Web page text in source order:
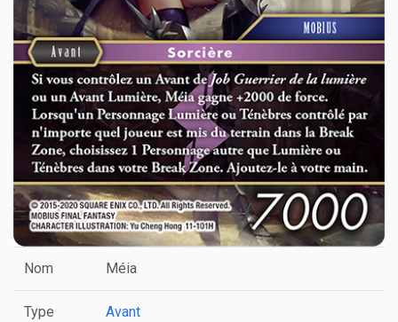
Nom Méia
Type Avant